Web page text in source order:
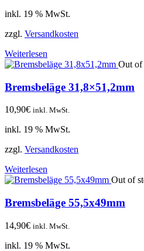
inkl. 19 % MwSt.
zzgl. Versandkosten
Weiterlesen
Out of
Bremsbeläge 31,8×51,2mm
10,90€ inkl. MwSt.
inkl. 19 % MwSt.
zzgl. Versandkosten
Weiterlesen
Out of
Bremsbeläge 55,5x49mm
14,90€ inkl. MwSt.
inkl. 19 % MwSt.